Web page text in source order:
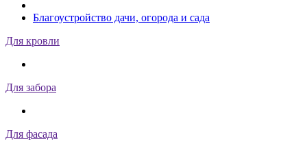
Благоустройство дачи, огорода и сада
Для кровли
Для забора
Для фасада